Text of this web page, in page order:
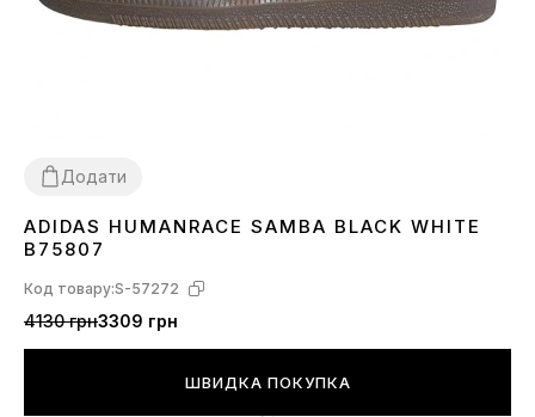
Додати
36 3738 39 404142434445
ADIDAS HUMANRACE SAMBA BLACK WHITE
B75807
Код товару:S-57272
4130 грн3309 грн
ШВИДКА ПОКУПКА